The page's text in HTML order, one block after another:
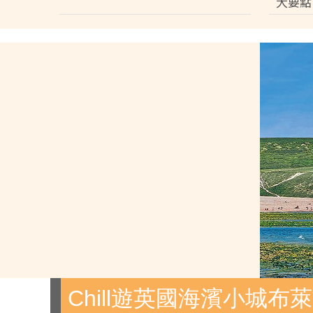
Chill遊英國海濱小城布